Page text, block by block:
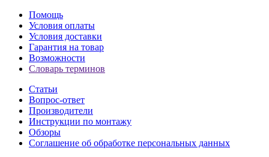
Помощь
Условия оплаты
Условия доставки
Гарантия на товар
Возможности
Словарь терминов
Статьи
Вопрос-ответ
Производители
Инструкции по монтажу
Обзоры
Соглашение об обработке персональных данных